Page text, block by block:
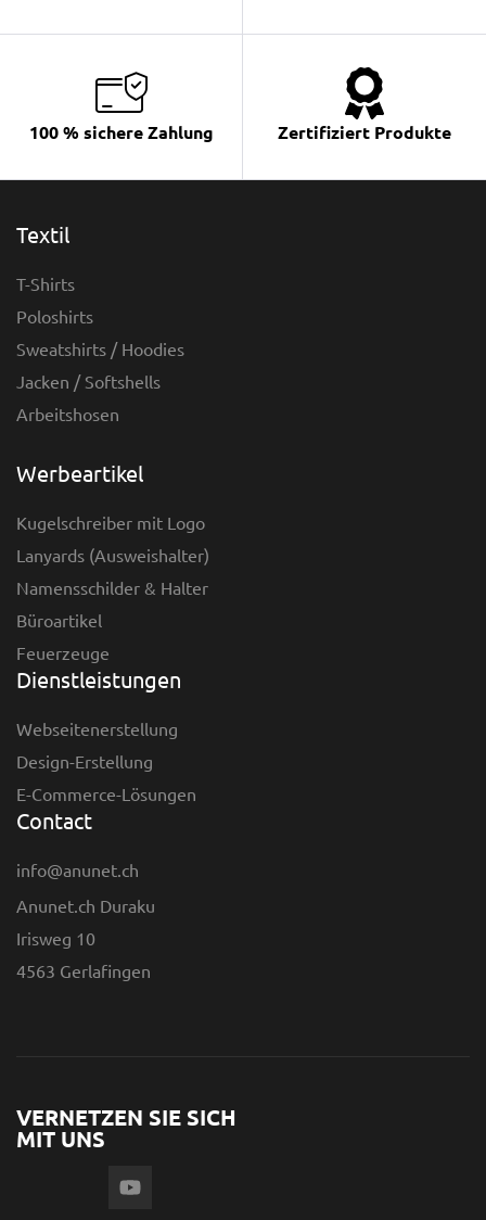
100 % sichere Zahlung Zertifiziert Produkte
Textil
T-Shirts
Poloshirts
Sweatshirts / Hoodies
Jacken / Softshells
Arbeitshosen
Werbeartikel
Kugelschreiber mit Logo
Lanyards (Ausweishalter)
Namensschilder & Halter
Büroartikel
Feuerzeuge
Dienstleistungen
Webseitenerstellung
Design-Erstellung
E-Commerce-Lösungen
Contact
info@anunet.ch
Anunet.ch Duraku
Irisweg 10
4563 Gerlafingen
VERNETZEN SIE SICH
MIT UNS